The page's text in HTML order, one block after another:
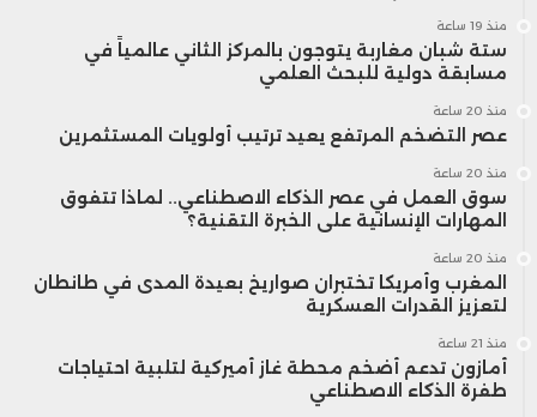
منذ 19 ساعة
ستة شبان مغاربة يتوجون بالمركز الثاني عالمياً في
مسابقة دولية للبحث العلمي
منذ 20 ساعة
عصر التضخم المرتفع يعيد ترتيب أولويات المستثمرين
منذ 20 ساعة
سوق العمل في عصر الذكاء الاصطناعي.. لماذا تتفوق
المهارات الإنسانية على الخبرة التقنية؟
منذ 20 ساعة
المغرب وأمريكا تختبران صواريخ بعيدة المدى في طانطان
لتعزيز القدرات العسكرية
منذ 21 ساعة
أمازون تدعم أضخم محطة غاز أميركية لتلبية احتياجات
طفرة الذكاء الاصطناعي